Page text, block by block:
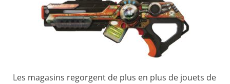
Les magasins regorgent de plus en plus de jouets de